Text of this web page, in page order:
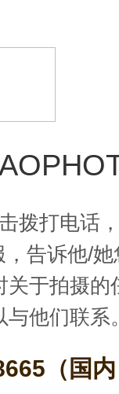
拨打电话
告诉他/她
关于拍摄的
与他们联系
（国